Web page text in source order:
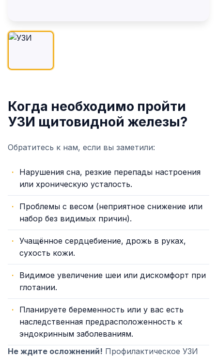
Когда необходимо пройти
УЗИ щитовидной железы?
Обратитесь к нам, если вы заметили:
Нарушения сна, резкие перепады настроения
или хроническую усталость.
Проблемы с весом (неприятное снижение или
набор без видимых причин).
Учащённое сердцебиение, дрожь в руках,
сухость кожи.
Видимое увеличение шеи или дискомфорт при
глотании.
Планируете беременность или у вас есть
наследственная предрасположенность к
эндокринным заболеваниям.
Не ждите осложнений! Профилактическое УЗИ